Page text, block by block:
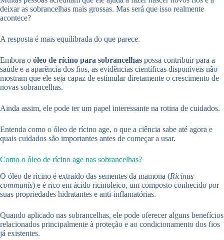
deixar as sobrancelhas mais grossas. Mas será que isso realmente
acontece?
A resposta é mais equilibrada do que parece.
Embora o óleo de rícino para sobrancelhas possa contribuir para a
saúde e a aparência dos fios, as evidências científicas disponíveis não
mostram que ele seja capaz de estimular diretamente o crescimento de
novas sobrancelhas.
Ainda assim, ele pode ter um papel interessante na rotina de cuidados.
Entenda como o óleo de rícino age, o que a ciência sabe até agora e
quais cuidados são importantes antes de começar a usar.
Como o óleo de rícino age nas sobrancelhas?
O óleo de rícino é extraído das sementes da mamona (Ricinus
communis) e é rico em ácido ricinoleico, um composto conhecido por
suas propriedades hidratantes e anti-inflamatórias.
Quando aplicado nas sobrancelhas, ele pode oferecer alguns benefícios
relacionados principalmente à proteção e ao condicionamento dos fios
já existentes.